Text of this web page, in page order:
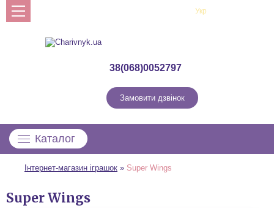
Укр
38(068)0052797
Замовити дзвінок
Каталог
Інтернет-магазин іграшок » Super Wings
Super Wings